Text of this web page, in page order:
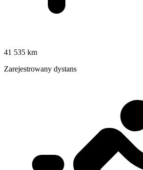
41 535 km
Zarejestrowany dystans